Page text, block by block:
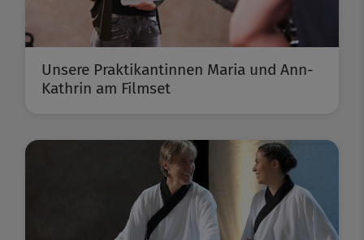
Unsere Praktikantinnen Maria und Ann-
Kathrin am Filmset